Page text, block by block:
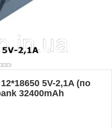
5V-2,1A (по
32400mAh